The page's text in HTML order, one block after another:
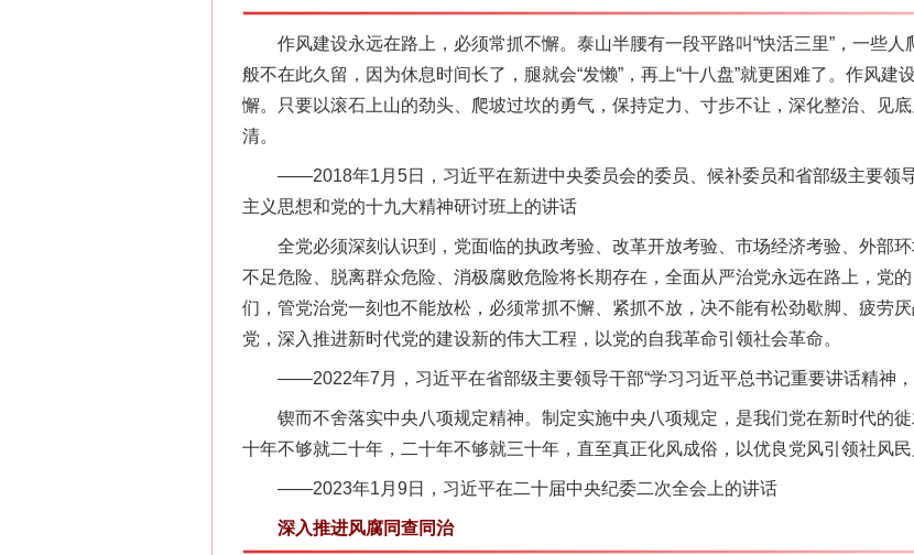
作风建设永远在路上，必须常抓不懈。泰山半腰有一段平路叫“快活三里”，一些人
般不在此久留，因为休息时间长了，腿就会“发懒”，再上“十八盘”就更困难了。作风
懈。只要以滚石上山的劲头、爬坡过坎的勇气，保持定力、寸步不让，深化整治、见
清。
——2018年1月5日，习近平在新进中央委员会的委员、候补委员和省部级主要领
主义思想和党的十九大精神研讨班上的讲话
全党必须深刻认识到，党面临的执政考验、改革开放考验、市场经济考验、外部环
不足危险、脱离群众危险、消极腐败危险将长期存在，全面从严治党永远在路上，党
们，管党治党一刻也不能放松，必须常抓不懈、紧抓不放，决不能有松劲歇脚、疲劳
党，深入推进新时代党的建设新的伟大工程，以党的自我革命引领社会革命。
——2022年7月，习近平在省部级主要领导干部“学习习近平总书记重要讲话精神，
锲而不舍落实中央八项规定精神。制定实施中央八项规定，是我们党在新时代的徙
十年不够就二十年，二十年不够就三十年，直至真正化风成俗，以优良党风引领社风民
——2023年1月9日，习近平在二十届中央纪委二次全会上的讲话
深入推进风腐同查同治
茶叶“炒上天”